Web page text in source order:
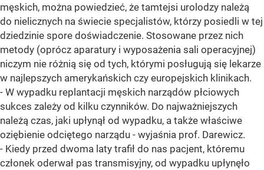
męskich, można powiedzieć, że tamtejsi urolodzy należą
do nielicznych na świecie specjalistów, którzy posiedli w tej
dziedzinie spore doświadczenie. Stosowane przez nich
metody (oprócz aparatury i wyposażenia sali operacyjnej)
niczym nie różnią się od tych, którymi posługują się lekarze
w najlepszych amerykańskich czy europejskich klinikach.
- W wypadku replantacji męskich narządów płciowych
sukces zależy od kilku czynników. Do najważniejszych
należą czas, jaki upłynął od wypadku, a także właściwe
oziębienie odciętego narządu - wyjaśnia prof. Darewicz.
- Kiedy przed dwoma laty trafił do nas pacjent, któremu
członek oderwał pas transmisyjny, od wypadku upłynęło